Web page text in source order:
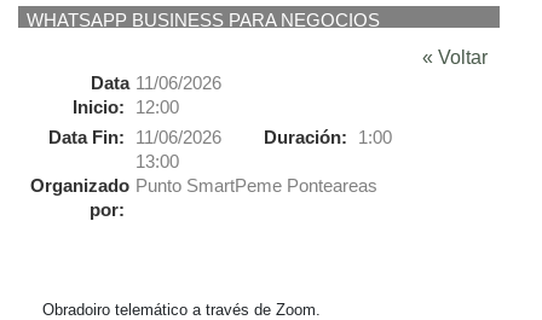
WHATSAPP BUSINESS PARA NEGOCIOS
« Voltar
Data
Inicio:
11/06/2026
12:00
Data Fin:
11/06/2026
13:00
Duración: 1:00
Organizado
por:
Punto SmartPeme Ponteareas
Obradoiro telemático a través de Zoom.